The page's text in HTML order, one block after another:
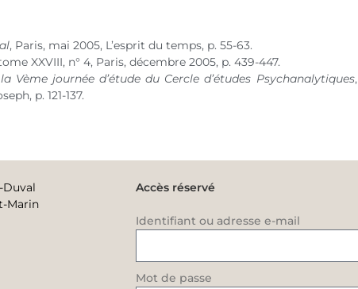
, Paris, mai 2005, L’esprit du temps, p. 55-63.
XXVIII, n° 4, Paris, décembre 2005, p. 439-447.
Vème journée d’étude du Cercle d’études Psychanalytiques,
p. 121-137.
Marin
Accès réservé
Identifiant ou adresse e-mail
Mot de passe